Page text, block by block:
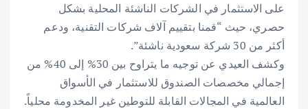
على الاستثمار في الشركات الناشئة المحلية بشكل
حصري، حيث “قمنا بتقييم آلاف شركات التقنية، ودعم
أكثر من 30 شركة سعودية ناشئة”.
وكشف العيدي عن توجيه ما يتراوح بين 30% إلى 40% من
إجمالي مخصصات الصندوق للاستثمار في الأسواق
العالمية في المجالات القابلة للتوطين غير المخدومة محلياً.